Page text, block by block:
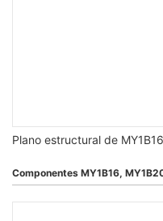
Plano estructural de
Componentes MY1B16,